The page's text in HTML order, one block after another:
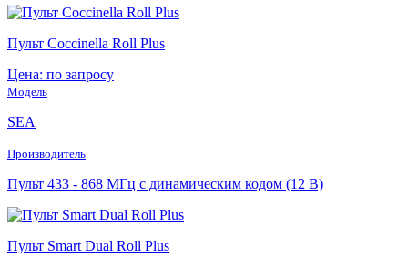
Пульт Coccinella Roll Plus
Цена: по запросу
Модель
SEA
Производитель
Пульт 433 - 868 МГц с динамическим кодом (12 В)
Пульт Smart Dual Roll Plus